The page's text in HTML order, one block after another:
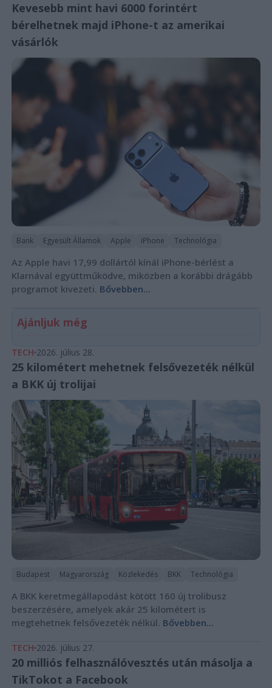
Kevesebb mint havi 6000 forintért
bérelhetnek majd iPhone-t az amerikai
vásárlók
Bank Egyesült Államok Apple iPhone Technológia
Az Apple havi 17,99 dollártól kínál iPhone-bérlést a
Klarnával együttműködve, miközben a korábbi drágább
programot kivezeti. Bővebben...
Ajánljuk még
TECH 2026. július 28.
25 kilométert mehetnek felsővezeték nélkül
a BKK új trolijai
Budapest Magyarország Közlekedés BKK Technológia
A BKK keretmegállapodást kötött 160 új trolibusz
beszerzésére, amelyek akár 25 kilométert is
megtehetnek felsővezeték nélkül. Bővebben...
TECH 2026. július 27.
20 milliós felhasználóvesztés után másolja a
TikTokot a Facebook